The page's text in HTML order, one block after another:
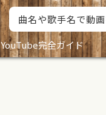
YouTube完全ガイド